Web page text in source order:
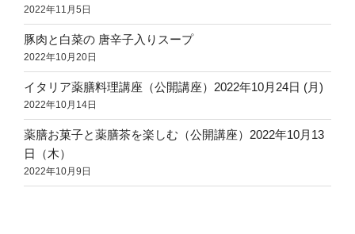
2022年11月5日
豚肉と白菜の 唐辛子入りスープ
2022年10月20日
イタリア薬膳料理講座（公開講座）2022年10月24日 (月)
2022年10月14日
薬膳お菓子と薬膳茶を楽しむ（公開講座）2022年10月13
日（木）
2022年10月9日